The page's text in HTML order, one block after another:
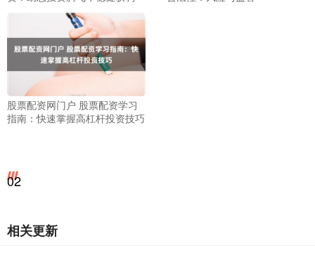
股票配资网门户 股票配资学习
指南：快速掌握高杠杆投资技巧
02
相关更新